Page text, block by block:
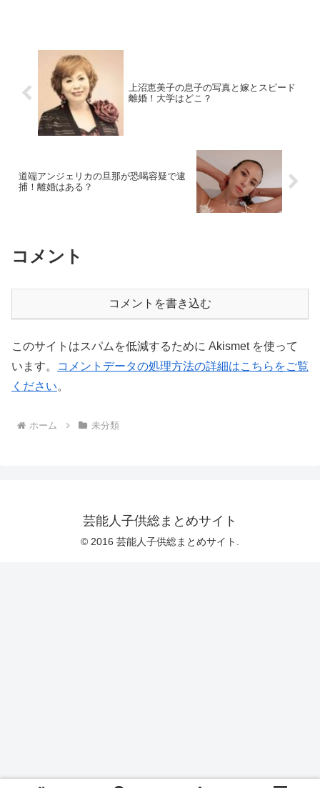
上沼恵美子の息子の写真と嫁とスピード
離婚！大学はどこ？
道端アンジェリカの旦那が恐喝容疑で逮
捕！離婚はある？
コメント
コメントを書き込む
このサイトはスパムを低減するために Akismet を使って
います。
コメントデータの処理方法の詳細はこちらをご覧
ください。
ホーム 未分類
芸能人子供総まとめサイト
© 2016 芸能人子供総まとめサイト.